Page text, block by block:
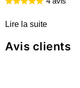
Lire la suite
Avis clients